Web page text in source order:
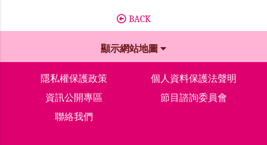
BACK
顯示網站地圖
隱私權保護政策
個人資料保護法聲明
資訊公開專區
節目諮詢委員會
聯絡我們